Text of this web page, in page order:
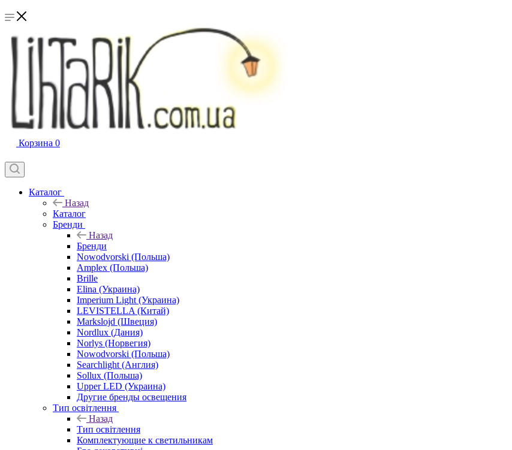
Корзина 0
Каталог
Назад
Каталог
Бренди
Назад
Бренди
Nowodvorski (Польша)
Amplex (Польша)
Brille
Elina (Украина)
Imperium Light (Украина)
LEVISTELLA (Китай)
Markslojd (Швеция)
Nordlux (Дания)
Norlys (Норвегия)
Nowodvorski (Польша)
Searchlight (Англия)
Sollux (Польша)
Upper LED (Украина)
Другие бренды освещения
Тип освітлення
Назад
Тип освітлення
Комплектующие к светильникам